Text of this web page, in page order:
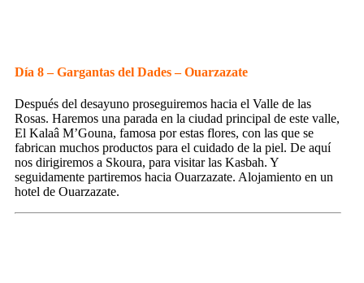
Día 8 – Gargantas del Dades – Ouarzazate
Después del desayuno proseguiremos hacia el Valle de las
Rosas. Haremos una parada en la ciudad principal de este valle,
El Kalaâ M’Gouna, famosa por estas flores, con las que se
fabrican muchos productos para el cuidado de la piel. De aquí
nos dirigiremos a Skoura, para visitar las Kasbah. Y
seguidamente partiremos hacia Ouarzazate. Alojamiento en un
hotel de Ouarzazate.